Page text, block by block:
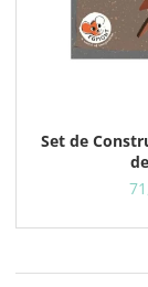
Set de